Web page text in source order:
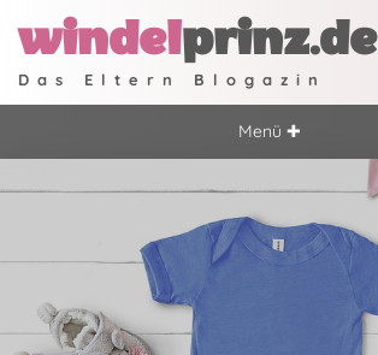
windelprinz.de
Das Eltern Blogazin
Menü ✚